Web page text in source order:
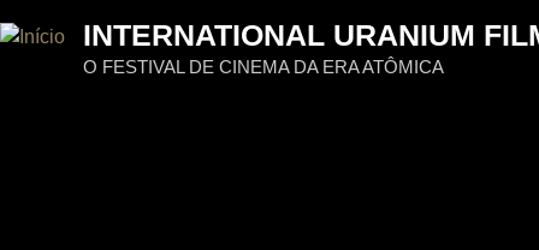
INTERNATIONAL URANIUM
O FESTIVAL DE CINEMA DA ERA ATÔMICA